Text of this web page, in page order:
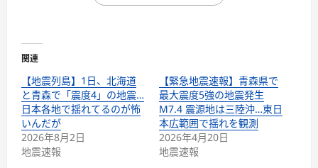
関連
【地震列島】1日、北海道
と青森で「震度4」の地震…
日本各地で揺れてるのが怖
いんだが
2026年8月2日
地震速報
【緊急地震速報】青森県で
最大震度5強の地震発生
M7.4 震源地は三陸沖…東日
本広範囲で揺れを観測
2026年4月20日
地震速報